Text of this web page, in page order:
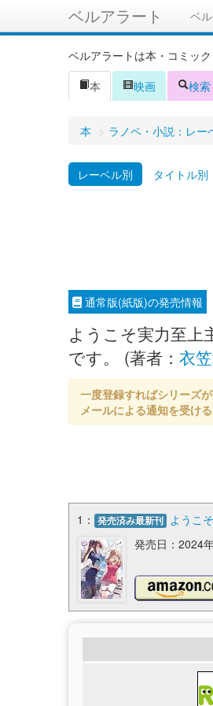
ベルアラート ベ
ベルアラートは本・コミッ
本
映画 検索
本 > ラノベ・小説：レー
レーベル別 タイトル別
通常版(紙版)の発売情報
ようこそ実力至上
です。 (著者： 衣
一度登録すればシリーズ
メールによる通知を受け
1： 発売済み最新刊 ようこ
発売日：2024